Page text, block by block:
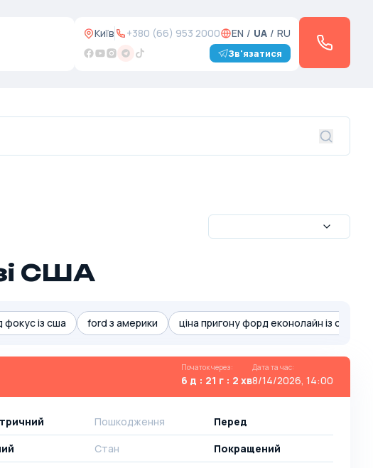
Київ +380 (66) 953 2000 EN / UA / RU
Зв'язатися
США
фокус із сша ford з америки ціна пригону форд еконолайн із сша
Початок через:
6 д : 21 г : 2 хв
Дата та час:
8/14/2026, 14:00
Пошкодження
Перед
Стан
Покращений